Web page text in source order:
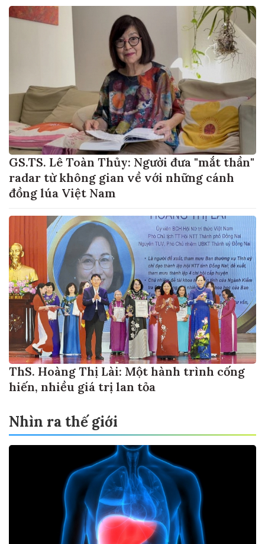
GS.TS. Lê Toàn Thủy: Người đưa "mắt thần"
radar từ không gian về với những cánh
đồng lúa Việt Nam
ThS. Hoàng Thị Lài: Một hành trình cống
hiến, nhiều giá trị lan tỏa
Nhìn ra thế giới